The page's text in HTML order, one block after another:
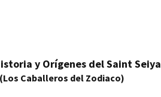
y Orígenes del Saint Seiya
(Los Caballeros del Zodiaco)